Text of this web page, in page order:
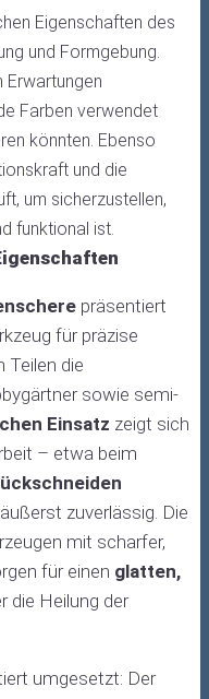
Eigenschaften des
und Formgebung.
Erwartungen
Farben verwendet
könnten. Ebenso
und die
um sicherzustellen,
funktional ist.
präsentiert
für präzise
Teilen die
sowie semi-
Einsatz zeigt sich
– etwa beim
zuverlässig. Die
mit scharfer,
für einen glatten,
die Heilung der
umgesetzt: Der